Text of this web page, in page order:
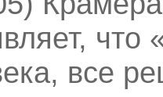
что
все